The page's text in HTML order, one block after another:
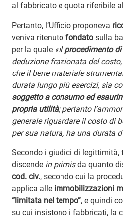
al fabbricato e quota riferibile
Pertanto, l’Ufficio proponeva
veniva ritenuto fondato sulla
per la quale «ilprocedimento
deduzione frazionata del costo,
che il bene materiale
durata lungo più esercizi, sia
soggetto a consumo ed
propria utilità; pertanto
generale riguardare il costo di
per sua natura, ha una durata
Secondo i giudici di legittimità,
discende in primisda quanto
cod. civ., secondo cui la
applica alle immobilizzazioni
“limitata nel tempo”, e quindi
su cui insistono i fabbricati, la